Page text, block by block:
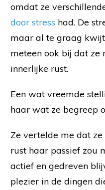
omdat ze
door stress had. De
maar al te graag
meteen ook bij dat ze
innerlijke rust.
Een wat vreemde
haar wat ze begreep
Ze vertelde me dat
rust haar passief zou
actief en gedreven
plezier in de dingen